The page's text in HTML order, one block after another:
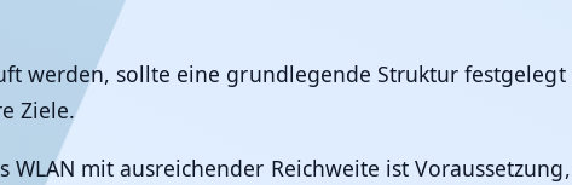
werden, sollte eine grundlegende Struktur
Ziele.
WLAN mit ausreichender Reichweite ist